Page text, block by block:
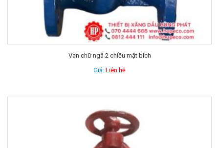
Van chữ ngã 2 chiều mặt bích
Giá: Liên hệ